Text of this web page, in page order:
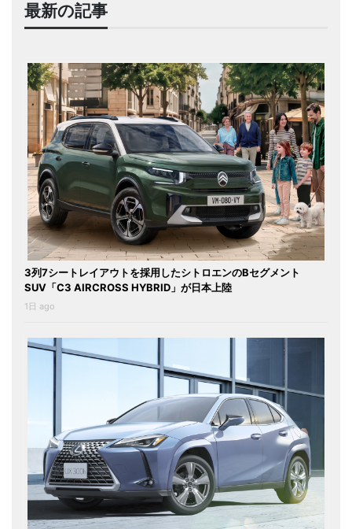
最新の記事
3列7シートレイアウトを採用したシトロエンのBセグメント
SUV「C3 AIRCROSS HYBRID」が日本上陸
1日 ago